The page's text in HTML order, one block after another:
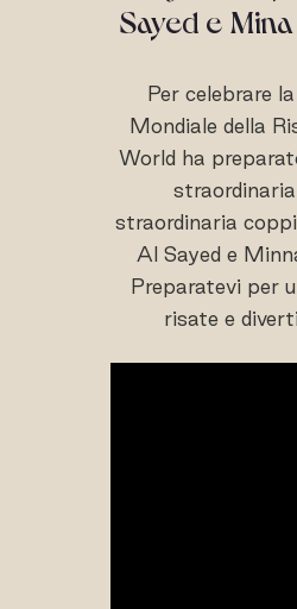
Sayed e
Per celebrare
Mondiale della
World ha
straordinaria
Al Sayed e
Preparatevi per
risate e